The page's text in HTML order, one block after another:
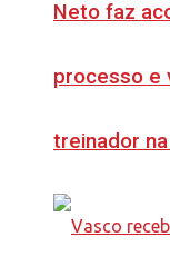
Neto faz
processo e
treinador